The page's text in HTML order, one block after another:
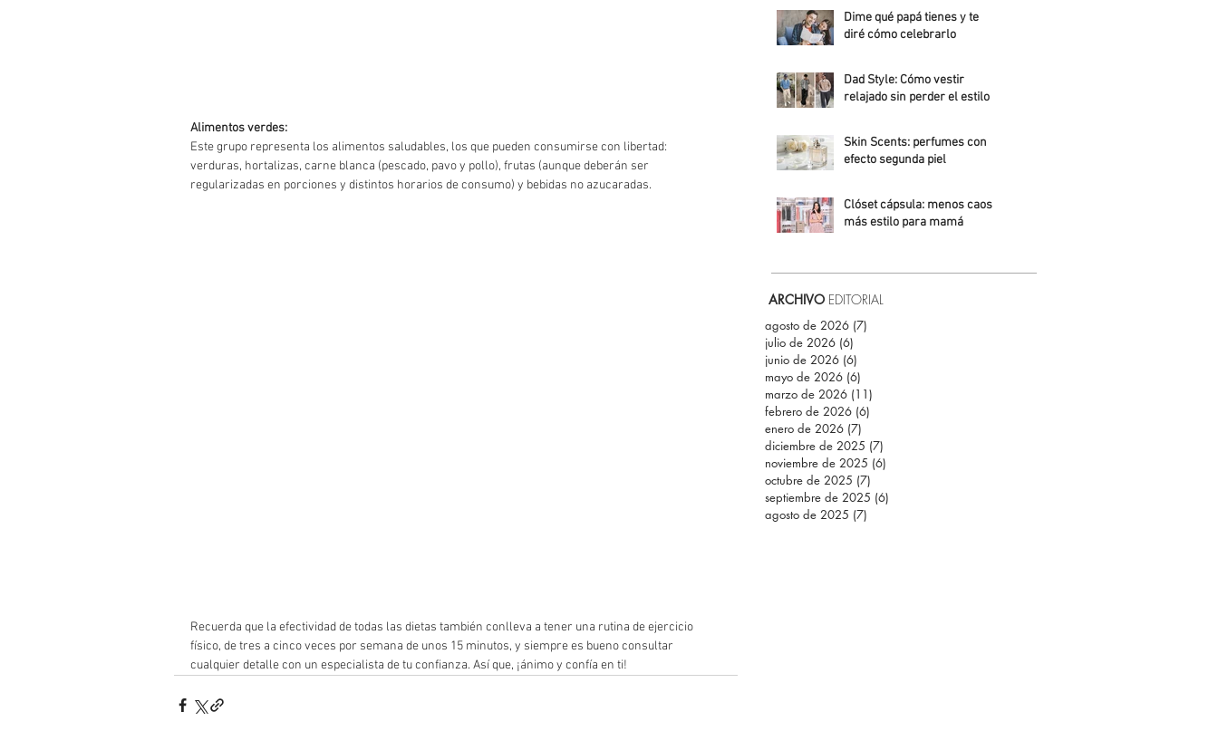
Alimentos verdes:
Este grupo representa los alimentos saludables, los que pueden consumirse con libertad:
verduras, hortalizas, carne blanca (pescado, pavo y pollo), frutas (aunque deberán ser
regularizadas en porciones y distintos horarios de consumo) y bebidas no azucaradas.
Recuerda que la efectividad de todas las dietas también conlleva a tener una rutina de ejercicio
físico, de tres a cinco veces por semana de unos 15 minutos, y siempre es bueno consultar
cualquier detalle con un especialista de tu confianza. Así que, ¡ánimo y confía en ti!
Alejandra Roldán
Dime qué papá tienes y te
diré cómo celebrarlo
Dad Style: Cómo vestir
relajado sin perder el estilo
Skin Scents: perfumes con
efecto segunda piel
Clóset cápsula: menos caos,
más estilo para mamá
ARCHIVO EDITORIAL
agosto de 2026 (7)
julio de 2026 (6)
junio de 2026 (6)
mayo de 2026 (6)
marzo de 2026 (11)
febrero de 2026 (6)
enero de 2026 (7)
diciembre de 2025 (7)
noviembre de 2025 (6)
octubre de 2025 (7)
septiembre de 2025 (6)
agosto de 2025 (7)